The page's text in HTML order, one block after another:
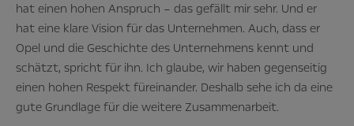
hat einen hohen Anspruch – das gefällt mir sehr. Und er
hat eine klare Vision für das Unternehmen. Auch, dass er
Opel und die Geschichte des Unternehmens kennt und
schätzt, spricht für ihn. Ich glaube, wir haben gegenseitig
einen hohen Respekt füreinander. Deshalb sehe ich da eine
gute Grundlage für die weitere Zusammenarbeit.